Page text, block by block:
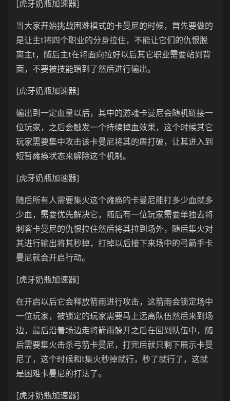
[虎牙奶瓶加速器]
当大家开始挑战困难模式的卡曼尼的时候，首先要做的
是让主t将四个职业的分身拉住，不能让它们的仇恨脱
离主t，随后主t在将面向拉好以后其它职业需要站到背
面，不要被技能蹭到了然后进行输出。
[虎牙奶瓶加速器]
输出到一定血量以后，其中的游魂卡曼尼会随机链接一
位玩家，之后会触发一个持续掉血效果，这个时候其它
玩家需要集中攻击该卡曼尼将其的盾打破，让其进入到
短暂瘫痪状态来解除这个机制。
[虎牙奶瓶加速器]
随后所有人需要集火这个瘫痪的卡曼尼能打多少血就多
少血，需要优先解决它，随后有一位玩家需要单独去将
刺客卡曼尼的仇恨拉住然后将其拉到场外，随后集火对
其进行输出将其秒掉，打掉以后接下来场中的弓箭手卡
曼尼就会开启行动。
[虎牙奶瓶加速器]
在开启以后它会释放箭雨进行攻击，这箭雨会锁定场中
一位玩家，被锁定的玩家需要马上远离队伍然后来到场
边，最后沿着场边走将箭雨躲开之后在回到队伍中，随
后需要集火击杀弓箭卡曼尼，打完后就只剩下展示卡曼
尼了，这个时候和t集火秒掉就行，秒了就行了，这就
是困难卡曼尼的打法了。
[虎牙奶瓶加速器]